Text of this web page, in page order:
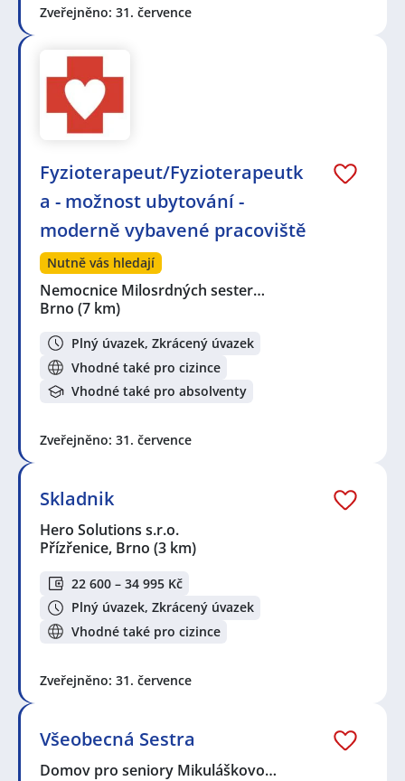
Zveřejněno: 31. července
Fyzioterapeut/Fyzioterapeutk
a - možnost ubytování -
moderně vybavené pracoviště
Nutně vás hledají
Nemocnice Milosrdných sester…
Brno (7 km)
Plný úvazek, Zkrácený úvazek
Vhodné také pro cizince
Vhodné také pro absolventy
Zveřejněno: 31. července
Skladnik
Hero Solutions s.r.o.
Přízřenice, Brno (3 km)
22 600 – 34 995 Kč
Plný úvazek, Zkrácený úvazek
Vhodné také pro cizince
Zveřejněno: 31. července
Všeobecná Sestra
Domov pro seniory Mikuláškovo…